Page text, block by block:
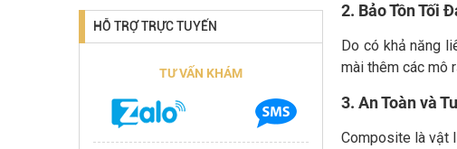
HỖ TRỢ TRỰC TUYẾN
TƯ VẤN KHÁM
2. Bảo Tồn Tối
Do có khả năng
mài thêm các mô
3. An Toàn và
Composite là vật